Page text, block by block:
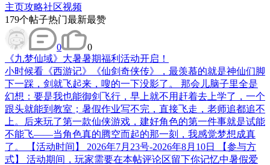
主页攻略社区视频
179个帖子热门最新最赞
0
0
《九梦仙域》大暑暑期福利活动开启！
小时候看《西游记》《仙剑奇侠传》，最羡慕的就是神仙们脚
下一踩，剑就飞起来，嗖的一下没影了。 那会儿脑子里全是
幻想：要是我也能御剑飞行，早上就不用赶着去上学了，一个
跟头就能到教室；暑假作业写不完，直接飞走，老师追都追不
上。后来玩了第一款仙侠游戏，建好角色的第一件事就是试能
不能飞——当角色真的腾空而起的那一刻，我感觉梦想成真
了。 【活动时间】 2026年7月23号-2026年8月10日 【参与方
式】 活动期间，玩家需要在本帖评论区留下你记忆中暑假爱